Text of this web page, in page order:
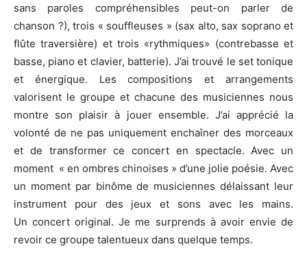
sans paroles compréhensibles peut-on parler de
chanson ?), trois « souffleuses » (sax alto, sax soprano et
flûte traversière) et trois «rythmiques» (contrebasse et
basse, piano et clavier, batterie). J’ai trouvé le set tonique
et énergique. Les compositions et arrangements
valorisent le groupe et chacune des musiciennes nous
montre son plaisir à jouer ensemble. J’ai apprécié la
volonté de ne pas uniquement enchaîner des morceaux
et de transformer ce concert en spectacle. Avec un
moment « en ombres chinoises » d’une jolie poésie. Avec
un moment par binôme de musiciennes délaissant leur
instrument pour des jeux et sons avec les mains.
Un concert original. Je me surprends à avoir envie de
revoir ce groupe talentueux dans quelque temps.